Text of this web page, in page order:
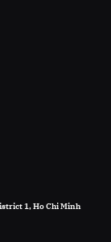
1, Ho Chi Minh